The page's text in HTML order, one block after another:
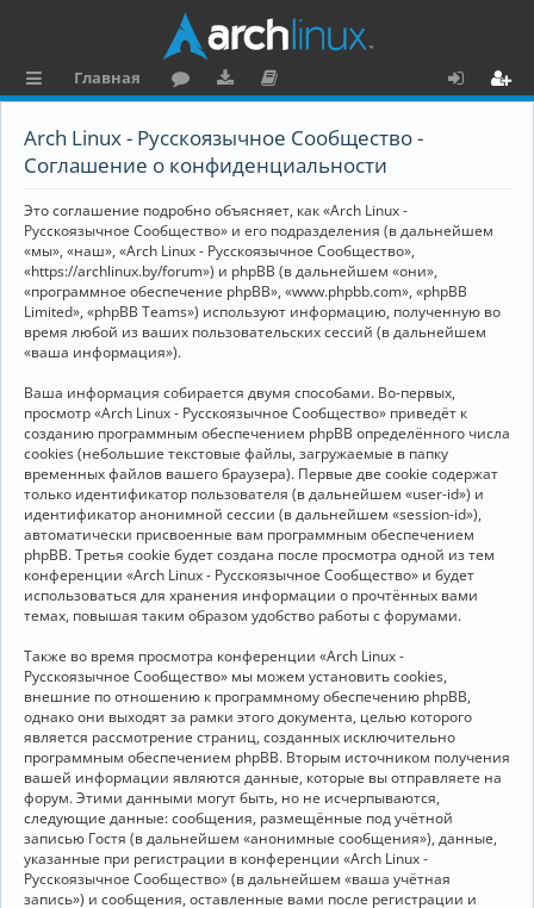
ы
к
и
Главная
ру
ру
и
ку
е
н
та
ц
я
Arch Linux - Русскоязычное Сообщество -
Соглашение о конфиденциальности
Это соглашение подробно объясняет, как «Arch Linux -
Русскоязычное Сообщество» и его подразделения (в дальнейшем
«мы», «наш», «Arch Linux - Русскоязычное Сообщество»,
«https://archlinux.by/forum») и phpBB (в дальнейшем «они»,
«программное обеспечение phpBB», «www.phpbb.com», «phpBB
Limited», «phpBB Teams») используют информацию, полученную во
время любой из ваших пользовательских сессий (в дальнейшем
«ваша информация»).
Ваша информация собирается двумя способами. Во-первых,
просмотр «Arch Linux - Русскоязычное Сообщество» приведёт к
созданию программным обеспечением phpBB определённого числа
cookies (небольшие текстовые файлы, загружаемые в папку
временных файлов вашего браузера). Первые две cookie содержат
только идентификатор пользователя (в дальнейшем «user-id») и
идентификатор анонимной сессии (в дальнейшем «session-id»),
автоматически присвоенные вам программным обеспечением
phpBB. Третья cookie будет создана после просмотра одной из тем
конференции «Arch Linux - Русскоязычное Сообщество» и будет
использоваться для хранения информации о прочтённых вами
темах, повышая таким образом удобство работы с форумами.
Также во время просмотра конференции «Arch Linux -
Русскоязычное Сообщество» мы можем установить cookies,
внешние по отношению к программному обеспечению phpBB,
однако они выходят за рамки этого документа, целью которого
является рассмотрение страниц, созданных исключительно
программным обеспечением phpBB. Вторым источником получения
вашей информации являются данные, которые вы отправляете на
форум. Этими данными могут быть, но не исчерпываются,
следующие данные: сообщения, размещённые под учётной
записью Гостя (в дальнейшем «анонимные сообщения»), данные,
указанные при регистрации в конференции «Arch Linux -
Русскоязычное Сообщество» (в дальнейшем «ваша учётная
запись») и сообщения, оставленные вами после регистрации и